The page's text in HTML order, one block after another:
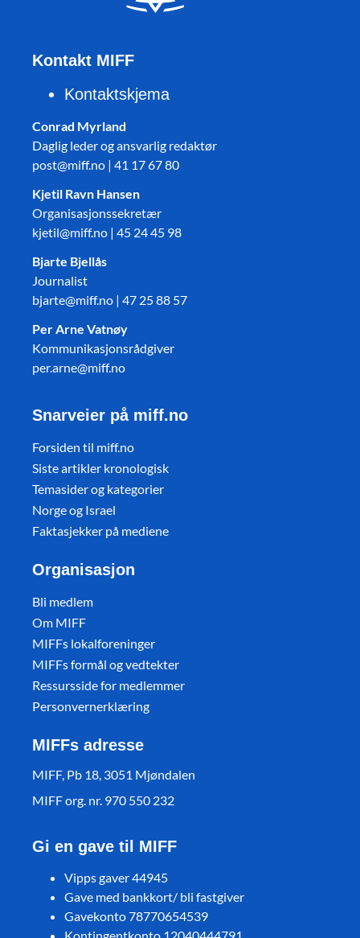
Kontakt MIFF
Kontaktskjema
Conrad Myrland
Daglig leder og ansvarlig redaktør
post@miff.no | 41 17 67 80
Kjetil Ravn Hansen
Organisasjonssekretær
kjetil@miff.no | 45 24 45 98
Bjarte Bjellås
Journalist
bjarte@miff.no | 47 25 88 57
Per Arne Vatnøy
Kommunikasjonsrådgiver
per.arne@miff.no
Snarveier på miff.no
Forsiden til miff.no
Siste artikler kronologisk
Temasider og kategorier
Norge og Israel
Faktasjekker på mediene
Organisasjon
Bli medlem
Om MIFF
MIFFs lokalforeninger
MIFFs formål og vedtekter
Ressursside for medlemmer
Personvernerklæring
MIFFs adresse
MIFF, Pb 18, 3051 Mjøndalen
MIFF org. nr. 970 550 232
Gi en gave til MIFF
Vipps gaver 44945
Gave med bankkort/ bli fastgiver
Gavekonto 78770654539